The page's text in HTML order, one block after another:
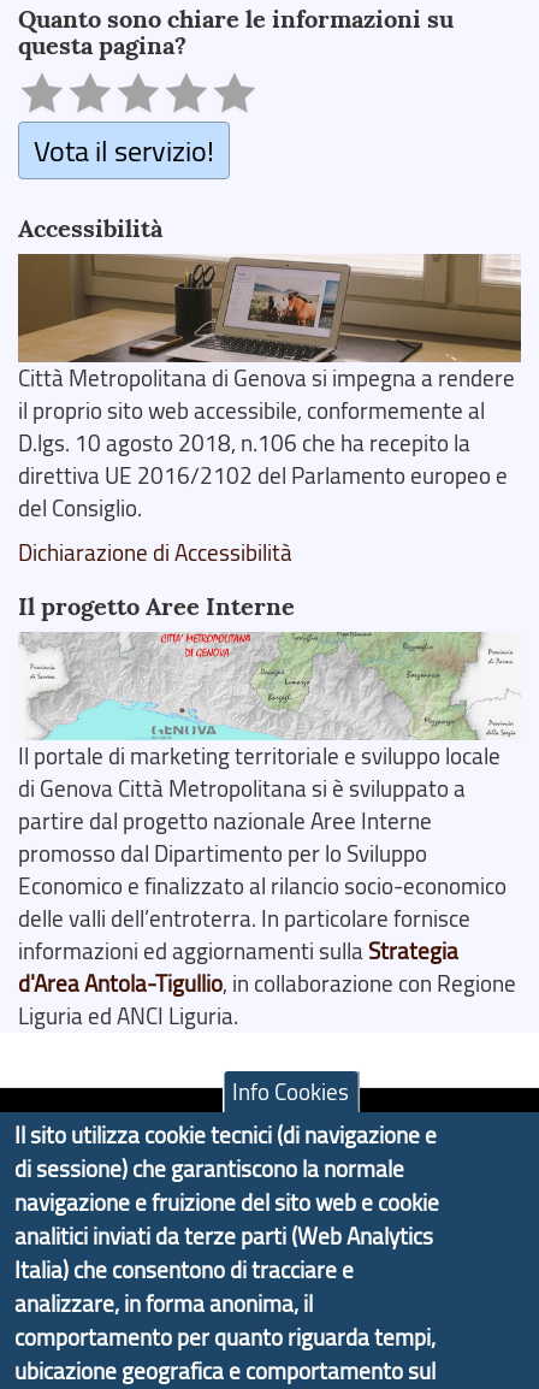
Quanto sono chiare le informazioni su
questa pagina?
Vota il servizio!
Accessibilità
Città Metropolitana di Genova si impegna a rendere
il proprio sito web accessibile, conformemente al
D.lgs. 10 agosto 2018, n.106 che ha recepito la
direttiva UE 2016/2102 del Parlamento europeo e
del Consiglio.
Dichiarazione di Accessibilità
Il progetto Aree Interne
Il portale di marketing territoriale e sviluppo locale
di Genova Città Metropolitana si è sviluppato a
partire dal progetto nazionale Aree Interne
promosso dal Dipartimento per lo Sviluppo
Economico e finalizzato al rilancio socio-economico
delle valli dell’entroterra. In particolare fornisce
informazioni ed aggiornamenti sullaStrategia
d'Area Antola-Tigullio, in collaborazione con Regione
Liguria ed ANCI Liguria.
Copyright © 2017 Città metropolitana di Genova |
CF: 80007350103
Tecnologie e Accessibilità
Privacy
Note Legali
Contatti
Info Cookies
Il sito utilizza cookie tecnici (di navigazione e
di sessione) che garantiscono la normale
navigazione e fruizione del sito web e cookie
analitici inviati da terze parti (Web Analytics
Italia) che consentono di tracciare e
analizzare, in forma anonima, il
comportamento per quanto riguarda tempi,
ubicazione geografica e comportamento sul